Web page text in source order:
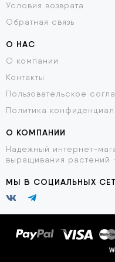
Условия возврата
Обратная связь
О НАС
О компании
Контакты
Пользовательское
Политика
О КОМПАНИИ
Надежный интернет-
выращивания растений
МЫ В СОЦИАЛЬНЫХ